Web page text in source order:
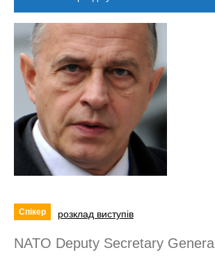
Спікер розклад виступів
NATO Deputy Secretary General